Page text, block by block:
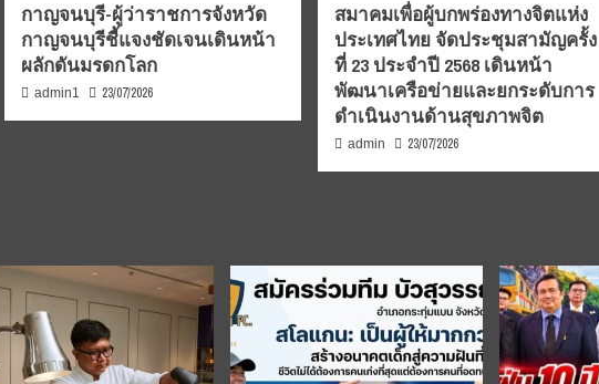
กาญจนบุรี-ผู้ว่าราชการจังหวัด
กาญจนบุรีชี้แจงชัดเจนเดินหน้า
ผลักดันมรดกโลก
admin1 23/07/2026
สมาคมเพื่อผู้บกพร่องทางจิตแห่ง
ประเทศไทย จัดประชุมสามัญครั้ง
ที่ 23 ประจำปี 2568 เดินหน้า
พัฒนาเครือข่ายและยกระดับการ
ดำเนินงานด้านสุขภาพจิต
admin 23/07/2026